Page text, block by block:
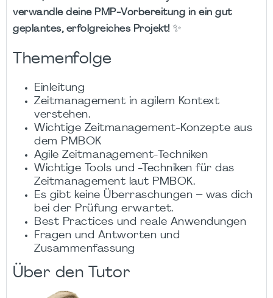
verwandle deine PMP-Vorbereitung in ein gut
geplantes, erfolgreiches Projekt! ✨
Themenfolge
Einleitung
Zeitmanagement in agilem Kontext
verstehen.
Wichtige Zeitmanagement-Konzepte aus
dem PMBOK
Agile Zeitmanagement-Techniken
Wichtige Tools und -Techniken für das
Zeitmanagement laut PMBOK.
Es gibt keine Überraschungen – was dich
bei der Prüfung erwartet.
Best Practices und reale Anwendungen
Fragen und Antworten und
Zusammenfassung
Über den Tutor